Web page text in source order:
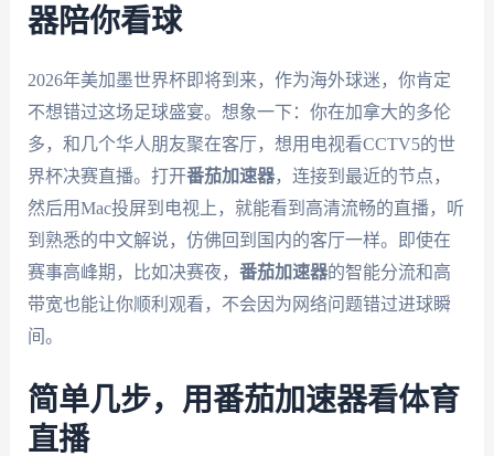
器陪你看球
2026年美加墨世界杯即将到来，作为海外球迷，你肯定
不想错过这场足球盛宴。想象一下：你在加拿大的多伦
多，和几个华人朋友聚在客厅，想用电视看CCTV5的世
界杯决赛直播。打开番茄加速器，连接到最近的节点，
然后用Mac投屏到电视上，就能看到高清流畅的直播，听
到熟悉的中文解说，仿佛回到国内的客厅一样。即使在
赛事高峰期，比如决赛夜， 番茄加速器的智能分流和高
带宽也能让你顺利观看，不会因为网络问题错过进球瞬
间。
简单几步，用番茄加速器看体育
直播